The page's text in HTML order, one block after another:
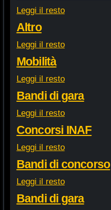
Leggi il resto
Altro
Leggi il resto
Mobilità
Leggi il resto
Bandi di gara
Leggi il resto
Concorsi INAF
Leggi il resto
Bandi di concorso
Leggi il resto
Bandi di gara